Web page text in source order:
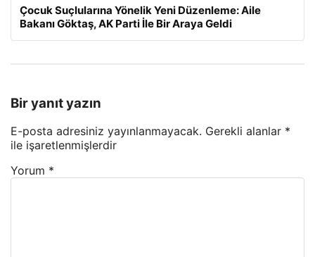
Çocuk Suçlularına Yönelik Yeni Düzenleme: Aile
Bakanı Göktaş, AK Parti İle Bir Araya Geldi
Bir yanıt yazın
E-posta adresiniz yayınlanmayacak. Gerekli alanlar *
ile işaretlenmişlerdir
Yorum *